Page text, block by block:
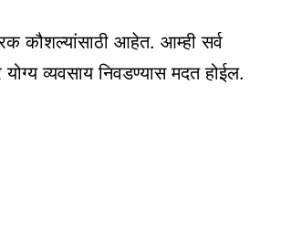
कौशल्यांसाठी आहेत. आम्ही सर्व
व्यवसाय निवडण्यास मदत होईल.